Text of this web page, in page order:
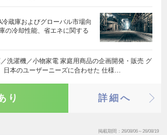
蔵庫およびグローバル市場向
の冷却性能、省エネに関する
洗濯機／小物家電 家庭用商品の企画開発・販売 グ
日本のユーザーニーズに合わせた 仕様…
り 詳細へ
掲載期間 26/08/06～26/08/19